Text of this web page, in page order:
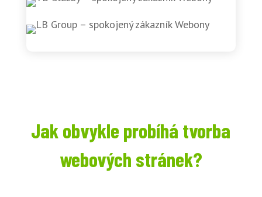
Jak obvykle probíhá tvorba
webových stránek?